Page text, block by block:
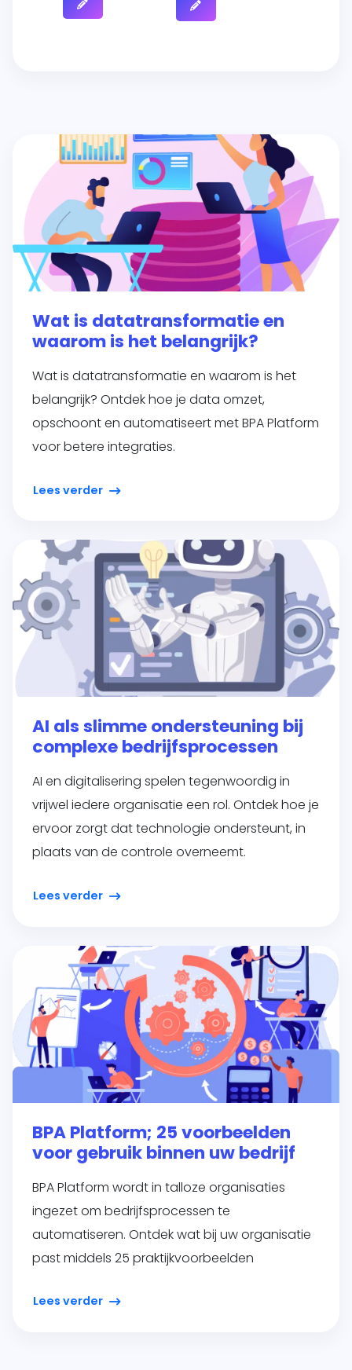
Wat is datatransformatie en
waarom is het belangrijk?
Wat is datatransformatie en waarom is het
belangrijk? Ontdek hoe je data omzet,
opschoont en automatiseert met BPA Platform
voor betere integraties.
Lees verder
AI als slimme ondersteuning bij
complexe bedrijfsprocessen
AI en digitalisering spelen tegenwoordig in
vrijwel iedere organisatie een rol. Ontdek hoe je
ervoor zorgt dat technologie ondersteunt, in
plaats van de controle overneemt.
Lees verder
BPA Platform; 25 voorbeelden
voor gebruik binnen uw bedrijf
BPA Platform wordt in talloze organisaties
ingezet om bedrijfsprocessen te
automatiseren. Ontdek wat bij uw organisatie
past middels 25 praktijkvoorbeelden
Lees verder